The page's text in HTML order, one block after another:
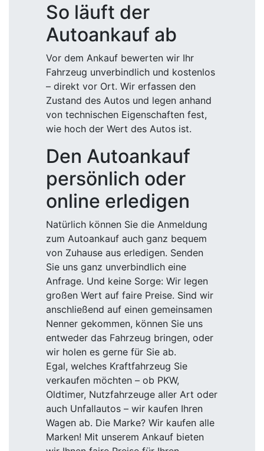
So läuft der
Autoankauf ab
Vor dem Ankauf bewerten wir Ihr
Fahrzeug unverbindlich und kostenlos
– direkt vor Ort. Wir erfassen den
Zustand des Autos und legen anhand
von technischen Eigenschaften fest,
wie hoch der Wert des Autos ist.
Den Autoankauf
persönlich oder
online erledigen
Natürlich können Sie die Anmeldung
zum Autoankauf auch ganz bequem
von Zuhause aus erledigen. Senden
Sie uns ganz unverbindlich eine
Anfrage. Und keine Sorge: Wir legen
großen Wert auf faire Preise. Sind wir
anschließend auf einen gemeinsamen
Nenner gekommen, können Sie uns
entweder das Fahrzeug bringen, oder
wir holen es gerne für Sie ab.
Egal, welches Kraftfahrzeug Sie
verkaufen möchten – ob PKW,
Oldtimer, Nutzfahrzeuge aller Art oder
auch Unfallautos – wir kaufen Ihren
Wagen ab. Die Marke? Wir kaufen alle
Marken! Mit unserem Ankauf bieten